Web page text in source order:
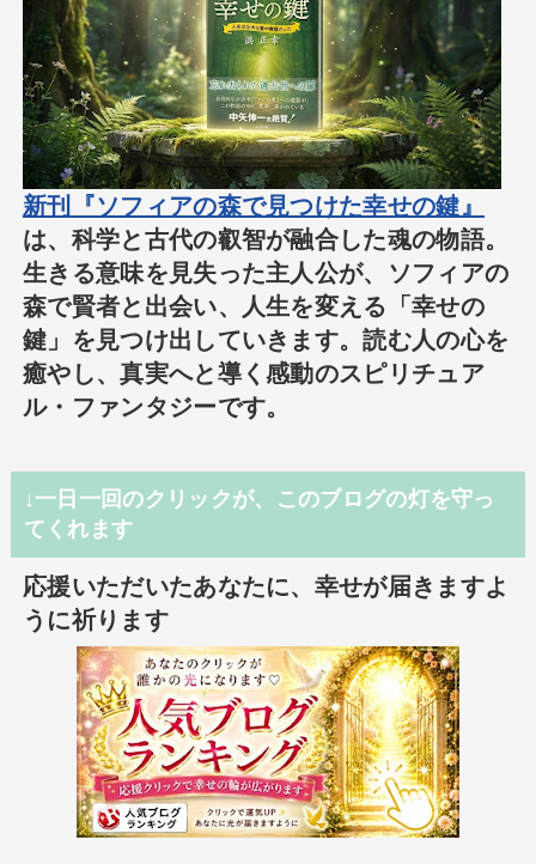
新刊『ソフィアの森で見つけた幸せの鍵』
は、科学と古代の叡智が融合した魂の物語。
生きる意味を見失った主人公が、ソフィアの
森で賢者と出会い、人生を変える「幸せの
鍵」を見つけ出していきます。読む人の心を
癒やし、真実へと導く感動のスピリチュア
ル・ファンタジーです。
↓一日一回のクリックが、このブログの灯を守っ
てくれます
応援いただいたあなたに、幸せが届きますよ
うに祈ります